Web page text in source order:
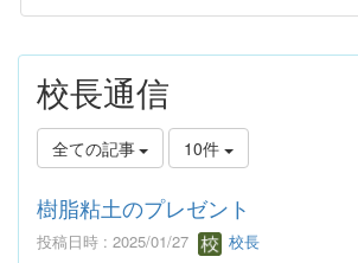
校長通信
全ての記事 10件
樹脂粘土のプレゼント
投稿日時 : 2025/01/27 校長